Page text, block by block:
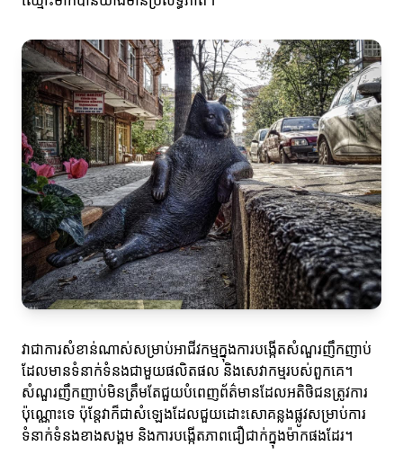
វាជាការសំខាន់ណាស់សម្រាប់អាជីវកម្មក្នុងការបង្កើតសំណួរញឹកញាប់
ដែលមានទំនាក់ទំនងជាមួយផលិតផល និងសេវាកម្មរបស់ពួកគេ។
សំណួរញឹកញាប់មិនត្រឹមតែជួយបំពេញព័ត៌មានដែលអតិថិជនត្រូវការ
ប៉ុណ្ណោះទេ ប៉ុន្តែវាក៏ជាសំឡេងដែលជួយដោះសោគន្លងផ្លូវសម្រាប់ការ
ទំនាក់ទំនងខាងសង្គម និងការបង្កើតភាពជឿជាក់ក្នុងម៉ាកផងដែរ។